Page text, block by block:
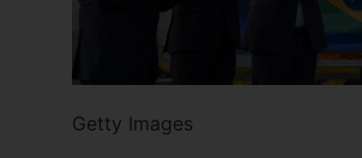
Getty Images